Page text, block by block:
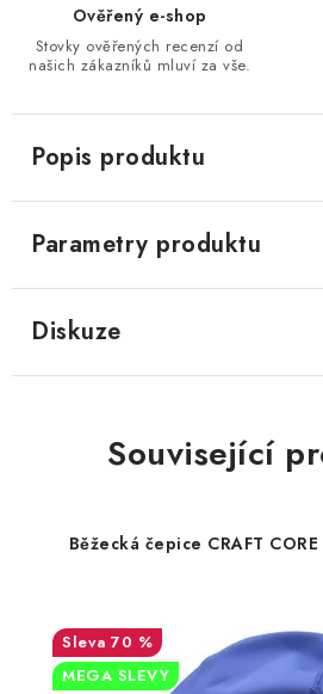
Ověřený e-shop
Stovky ověřených recenzí od
našich zákazníků mluví za vše.
Popis produktu
Parametry produktu
Diskuze
Související
Běžecká čepice CRAFT
70 %
MEGA SLEVY